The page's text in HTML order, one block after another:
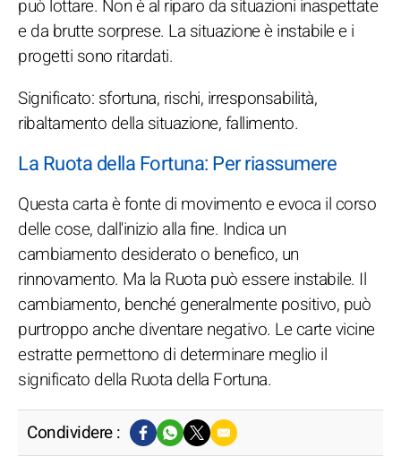
può lottare. Non è al riparo da situazioni inaspettate
e da brutte sorprese. La situazione è instabile e i
progetti sono ritardati.
Significato: sfortuna, rischi, irresponsabilità,
ribaltamento della situazione, fallimento.
La Ruota della Fortuna: Per riassumere
Questa carta è fonte di movimento e evoca il corso
delle cose, dall'inizio alla fine. Indica un
cambiamento desiderato o benefico, un
rinnovamento. Ma la Ruota può essere instabile. Il
cambiamento, benché generalmente positivo, può
purtroppo anche diventare negativo. Le carte vicine
estratte permettono di determinare meglio il
significato della Ruota della Fortuna.
Condividere :